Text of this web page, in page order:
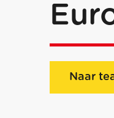
Naar